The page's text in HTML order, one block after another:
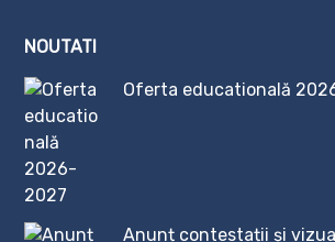
NOUTATI
Oferta educatională
Anunț contestații și